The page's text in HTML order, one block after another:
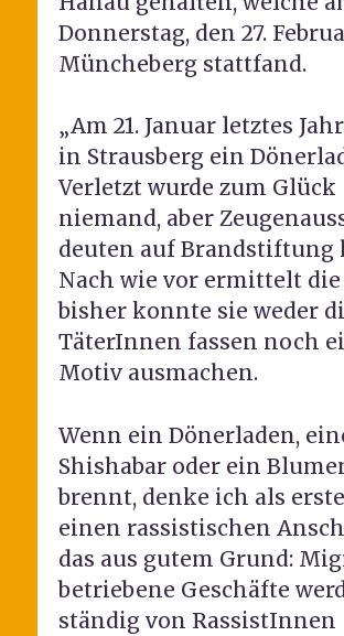
Donnerstag, den 27.
Müncheberg stattfand.
„Am 21. Januar letztes
in Strausberg ein
Verletzt wurde zum Glück
niemand, aber
deuten auf Brandstiftung
Nach wie vor ermittelt
bisher konnte sie weder
TäterInnen fassen noch
Motiv ausmachen.
Wenn ein Dönerladen,
Shishabar oder ein
brennt, denke ich als
einen rassistischen
das aus gutem Grund:
betriebene Geschäfte
ständig von RassistInnen